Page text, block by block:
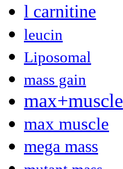
l carnitine
leucin
Liposomal
mass gain
max+muscle
max muscle
mega mass